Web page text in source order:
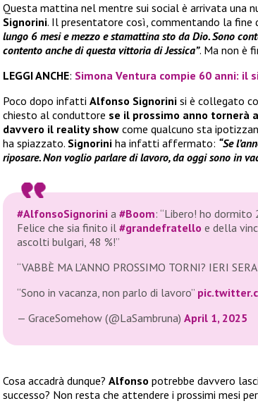
Questa mattina nel mentre sui social è arrivata una
Signorini. Il presentatore così, commentando la fine
lungo 6 mesi e mezzo e stamattina sto da Dio. Sono
contento anche di questa vittoria di Jessica”. Ma non è
LEGGI ANCHE: Simona Ventura compie 60 anni: il
Poco dopo infatti Alfonso Signorini si è collegato
chiesto al conduttore se il prossimo anno tornerà
davvero il reality show come qualcuno sta
ha spiazzato. Signorini ha infatti affermato: “Se
riposare. Non voglio parlare di lavoro, da oggi sono in
#AlfonsoSignorini a #Boom: “Libero! ho dormito
Felice che sia finito il #grandefratello e della
ascolti bulgari, 48 %!”
“VABBÈ MA L’ANNO PROSSIMO TORNI? IERI
“Sono in vacanza, non parlo di lavoro”
— GraceSomehow (@LaSambruna) April 1, 2025
Cosa accadrà dunque? Alfonso potrebbe davvero
successo? Non resta che attendere i prossimi mesi